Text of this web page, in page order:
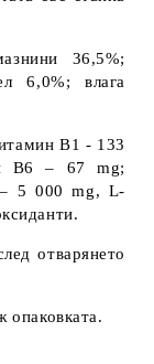
36,5%;
6,0%; влага
B1 - 133
B6
– 67 mg;
5 000 mg, L-
отварянето
опаковката.